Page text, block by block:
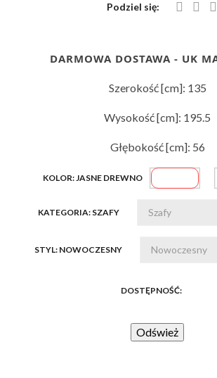
Podziel się:
DARMOWA DOSTAWA - UK
Szerokość [cm]: 135
Wysokość [cm]: 195.5
Głębokość [cm]: 56
KOLOR: JASNE DREWNO
KATEGORIA: SZAFY
STYL: NOWOCZESNY
DOSTĘPNOŚĆ: